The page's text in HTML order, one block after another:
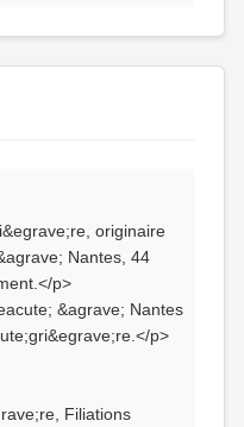
originaire
Nantes, 44
p>
&agrave; Nantes
p>
Filiations